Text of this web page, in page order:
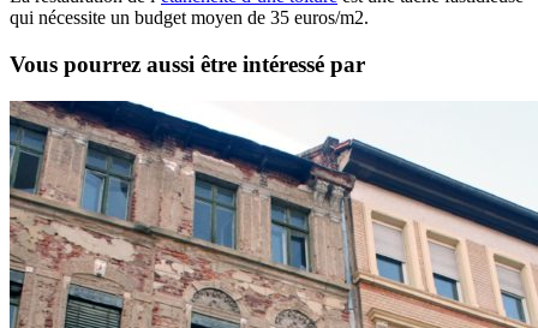
qui nécessite un budget moyen de 35 euros/m2.
Vous pourrez aussi être intéressé par